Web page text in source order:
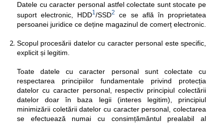
Datele cu caracter personal astfel colectate sunt stocate pe
suport electronic, HDD1 /SSD2
ce se află în proprietatea
persoanei juridice ce deține magazinul de comerț electronic.
Scopul procesării datelor cu caracter personal este specific,
explicit și legitim.
Toate datele cu caracter personal sunt colectate cu
respectarea principiilor fundamentale privind protecția
datelor cu caracter personal, respectiv principiul colectării
datelor doar în baza legii (interes legitim), principiul
minimizării coletării datelor cu caracter personal, colectarea
se efectuează numai cu consimțământul prealabil al